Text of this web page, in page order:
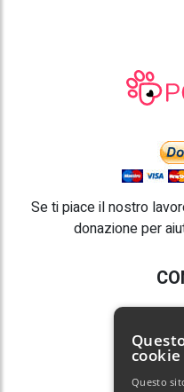
Se ti piace il nostro
donazione per
E-mail:
cookie
Questo